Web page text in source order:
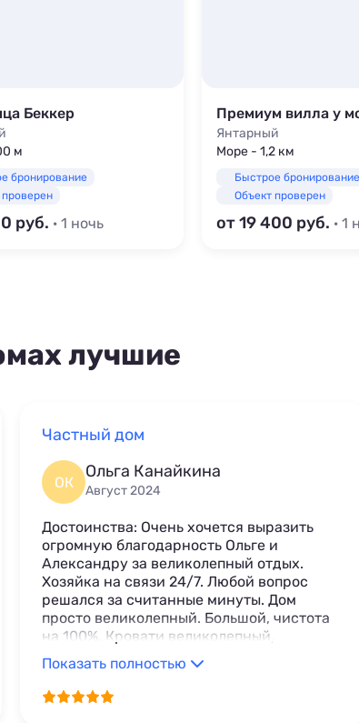
Беккер
м
бронирование
· 1 ночь
Янтарный
Море - 1,2 км
Быстрое бронирование
Объект проверен
от 19 400 · 1
лучшие
Частный дом
ОК
Ольга Канайкина
Август 2024
Достоинства: Очень хочется выразить
огромную благодарность Ольге и
Александру за великолепный отдых.
Хозяйка на связи 24/7. Любой вопрос
решался за считанные минуты. Дом
просто великолепный. Большой, чистота
на 100%. Кровати великолепный,
спали,как в сказке. Море рядом,пляж
великолепный. Отдельное спасибо за
очень вкусную рыбку Александру. Сами
поели и домой нам с собой упаковали.
Показать полностью